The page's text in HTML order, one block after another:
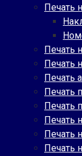
Печать
Печать
Печать
Печать
Печать
Печать
Печать
Печать
Печать